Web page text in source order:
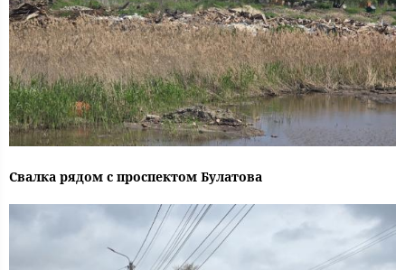
Свалка рядом с проспектом Булатова